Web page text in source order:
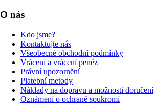
O nás
Kdo jsme?
Kontaktujte nás
Všeobecné obchodní podmínky
Vrácení a vrácení peněz
Právní upozornění
Platební metody
Náklady na dopravu a možnosti doručení
Oznámení o ochraně soukromí